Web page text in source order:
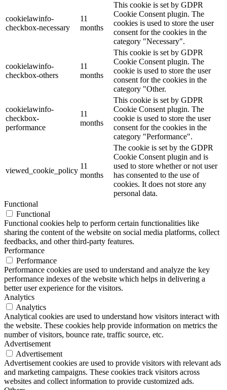
cookielawinfo-
checkbox-necessary
11
months
This cookie is set by GDPR
Cookie Consent plugin. The
cookies is used to store the user
consent for the cookies in the
category "Necessary".
cookielawinfo-
checkbox-others
11
months
This cookie is set by GDPR
Cookie Consent plugin. The
cookie is used to store the user
consent for the cookies in the
category "Other.
cookielawinfo-
checkbox-
performance
11
months
This cookie is set by GDPR
Cookie Consent plugin. The
cookie is used to store the user
consent for the cookies in the
category "Performance".
viewed_cookie_policy
11
months
The cookie is set by the GDPR
Cookie Consent plugin and is
used to store whether or not user
has consented to the use of
cookies. It does not store any
personal data.
Functional
Functional
Functional cookies help to perform certain functionalities like
sharing the content of the website on social media platforms, collect
feedbacks, and other third-party features.
Performance
Performance
Performance cookies are used to understand and analyze the key
performance indexes of the website which helps in delivering a
better user experience for the visitors.
Analytics
Analytics
Analytical cookies are used to understand how visitors interact with
the website. These cookies help provide information on metrics the
number of visitors, bounce rate, traffic source, etc.
Advertisement
Advertisement
Advertisement cookies are used to provide visitors with relevant ads
and marketing campaigns. These cookies track visitors across
websites and collect information to provide customized ads.